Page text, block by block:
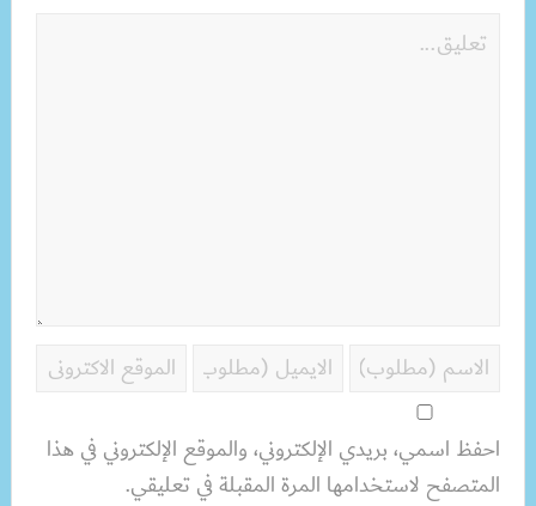
احفظ اسمي، بريدي الإلكتروني، والموقع الإلكتروني في هذا
المتصفح لاستخدامها المرة المقبلة في تعليقي.